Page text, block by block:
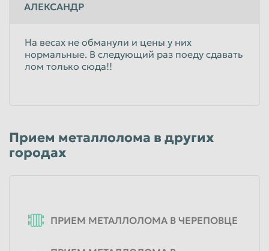
АЛЕКСАНДР
На весах не обманули и цены у них
нормальные. В следующий раз поеду сдавать
лом только сюда!!
Прием металлолома в других
городах
ПРИЕМ МЕТАЛЛОЛОМА В ЧЕРЕПОВЦЕ